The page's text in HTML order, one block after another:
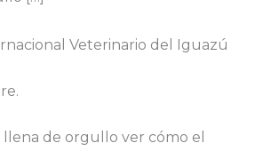
Veterinario del Iguazú
llena de orgullo ver cómo el